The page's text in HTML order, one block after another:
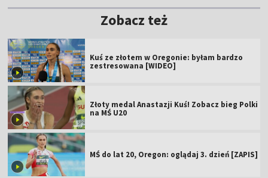
Zobacz też
Kuś ze złotem w Oregonie: byłam bardzo
zestresowana [WIDEO]
Złoty medal Anastazji Kuś! Zobacz bieg Polki
na MŚ U20
MŚ do lat 20, Oregon: oglądaj 3. dzień [ZAPIS]